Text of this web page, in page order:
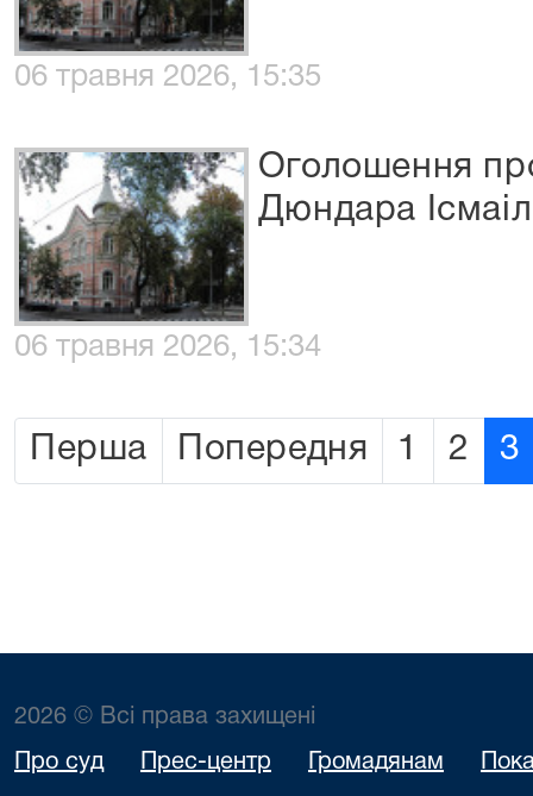
06 травня 2026, 15:35
Оголошення
Дюндара
06 травня 2026, 15:34
Перша Попередня 1 2 3
2026 © Всі права захищені
Про суд Прес-центр Громадянам